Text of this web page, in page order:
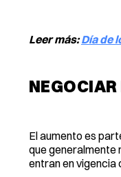
Leer más:Día de
El aumento es
que generalmente
entran en vigencia